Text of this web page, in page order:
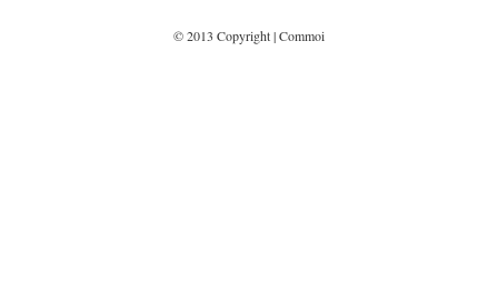
© 2013 Copyright | Commoi